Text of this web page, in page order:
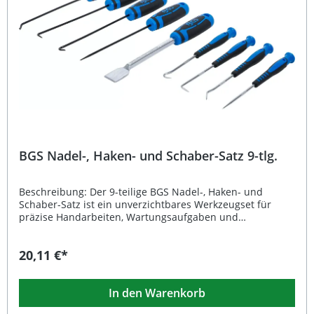
Keilwerkzeuge
BGS Nadel-, Haken- und Schaber-Satz 9-tlg.
Beschreibung: Der 9-teilige BGS Nadel-, Haken- und
Schaber-Satz ist ein unverzichtbares Werkzeugset für
präzise Handarbeiten, Wartungsaufgaben und
robust, langlebig und resistent gegen Verschleiß. Der
optimale Kraftübertragung und sicheren Halt – auch bei
längerer Nutzung. Ob zum Entfernen von Dichtungen,
Federn, O-Ringen oder zum feinen Bearbeiten von
20,11 €*
In den Warenkorb